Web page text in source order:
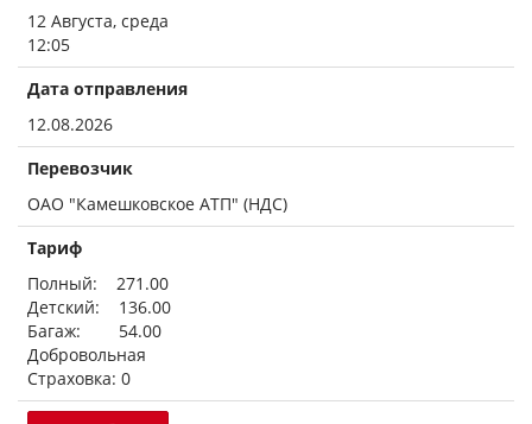
12 Августа, среда
12:05
Дата отправления
12.08.2026
Перевозчик
ОАО "Камешковское АТП" (НДС)
Тариф
Полный: 271.00
Детский: 136.00
Багаж: 54.00
Добровольная
Страховка: 0